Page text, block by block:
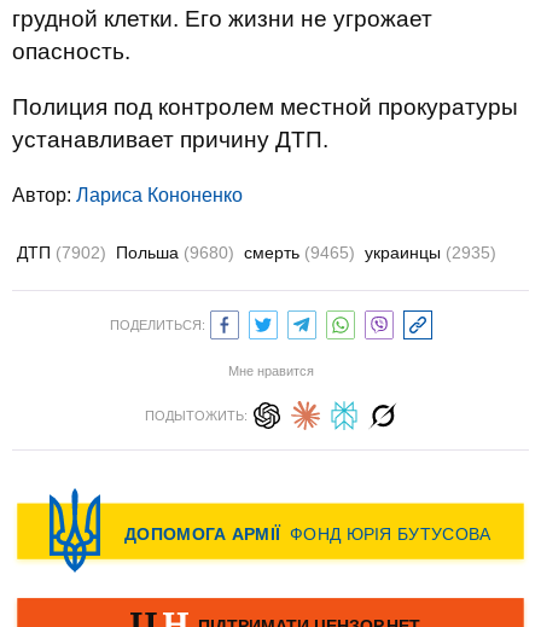
грудной клетки. Его жизни не угрожает
опасность.
Полиция под контролем местной прокуратуры
устанавливает причину ДТП.
Автор: Лариса Кононенко
ДТП (7902) Польша (9680) смерть (9465) украинцы (2935)
ПОДЕЛИТЬСЯ:
Мне нравится
ПОДЫТОЖИТЬ: